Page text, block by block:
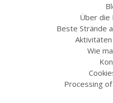
Über die
Beste Strände
Wie
Processing